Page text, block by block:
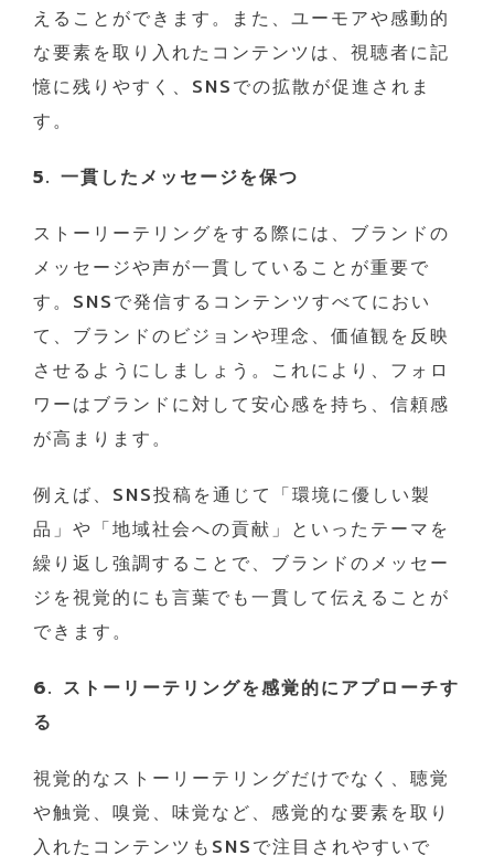
えることができます。また、ユーモアや感動的
な要素を取り入れたコンテンツは、視聴者に記
憶に残りやすく、SNSでの拡散が促進されま
す。
5. 一貫したメッセージを保つ
ストーリーテリングをする際には、ブランドの
メッセージや声が一貫していることが重要で
す。SNSで発信するコンテンツすべてにおい
て、ブランドのビジョンや理念、価値観を反映
させるようにしましょう。これにより、フォロ
ワーはブランドに対して安心感を持ち、信頼感
が高まります。
例えば、SNS投稿を通じて「環境に優しい製
品」や「地域社会への貢献」といったテーマを
繰り返し強調することで、ブランドのメッセー
ジを視覚的にも言葉でも一貫して伝えることが
できます。
6. ストーリーテリングを感覚的にアプローチす
る
視覚的なストーリーテリングだけでなく、聴覚
や触覚、嗅覚、味覚など、感覚的な要素を取り
入れたコンテンツもSNSで注目されやすいで